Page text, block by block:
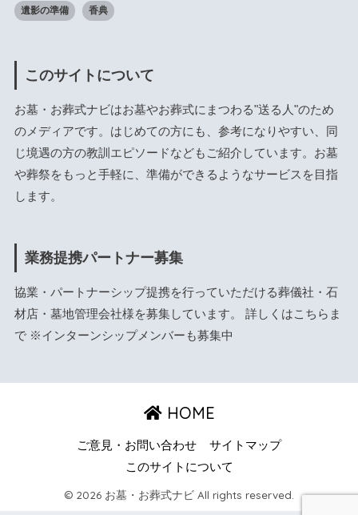
遺影の準備 香典
このサイトについて
お墓・お葬式ナビはお墓やお葬式にまつわる"送る人"のため
のメディアです。はじめての方にも、参考になりやすい、同
じ境遇の方の教訓エピソードなどもご紹介しています。お墓
や葬祭をもっと手軽に、準備ができるようなサービスを目指
します。
業務提携パートナー募集
協業・パートナーシップ提携を行っていただける葬儀社・石
材店・墓地管理会社様を募集しています。 詳しくはこちら ま
で ※インターンシップメンバーも募集中
HOME
ご意見・お問い合わせ
サイトマップ
このサイトについて
© 2026 お墓・お葬式ナビ All rights reserved.